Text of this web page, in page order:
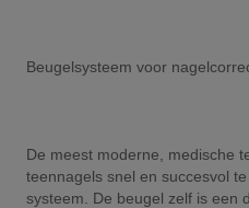
Beugelsysteem voor
De meest moderne, medische
teennagels snel en succesvol
systeem. De beugel zelf is een